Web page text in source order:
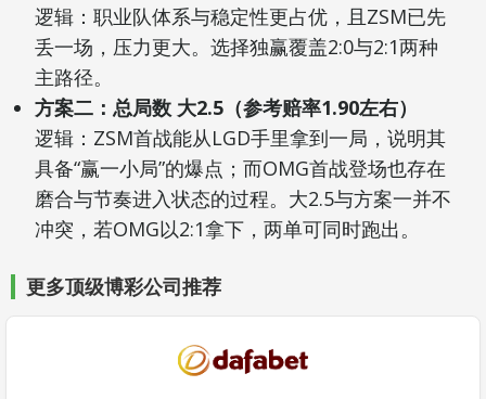
逻辑：职业队体系与稳定性更占优，且ZSM已先
丢一场，压力更大。选择独赢覆盖2:0与2:1两种
主路径。
方案二：总局数 大2.5（参考赔率1.90左右）
逻辑：ZSM首战能从LGD手里拿到一局，说明其
具备“赢一小局”的爆点；而OMG首战登场也存在
磨合与节奏进入状态的过程。大2.5与方案一并不
冲突，若OMG以2:1拿下，两单可同时跑出。
更多顶级博彩公司推荐